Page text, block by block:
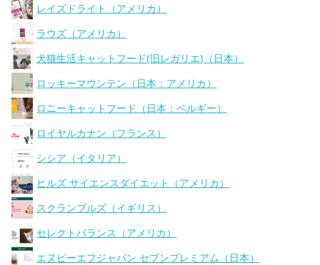
レイズドライト（アメリカ）
ラウズ（アメリカ）
犬猫生活キャットフード(旧レガリエ)（日本）
ロッキーマウンテン（日本：アメリカ）
ロニーキャットフード（日本：ベルギー）
ロイヤルカナン（フランス）
シシア（イタリア）
ヒルズ サイエンスダイエット（アメリカ）
スクランブルズ（イギリス）
セレクトバランス（アメリカ）
エヌピーエフジャパン セブンプレミアム（日本）